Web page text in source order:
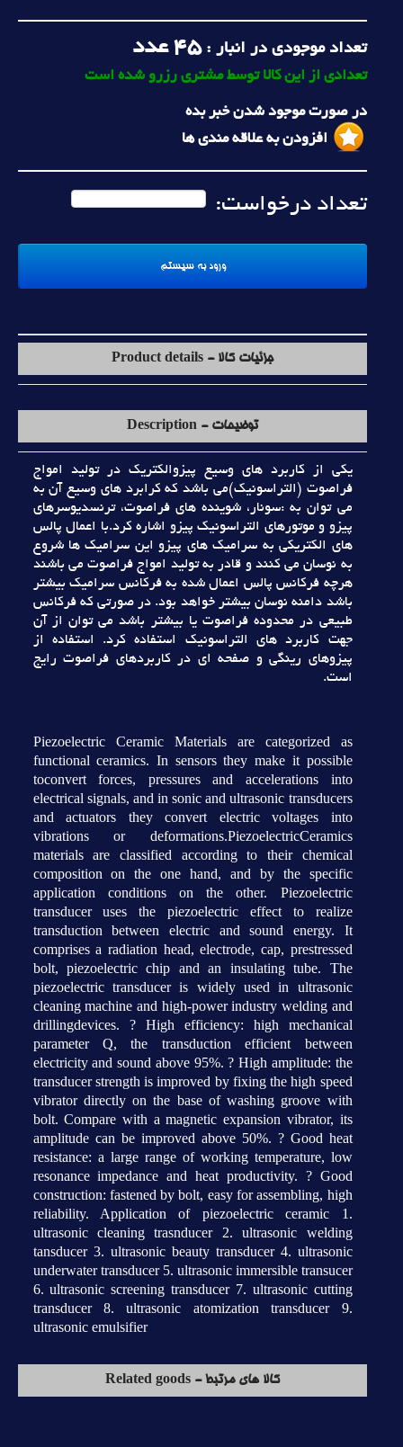
تعداد موجودی در انبار :45 عدد
تعدادی از این کالا توسط مشتری رزرو شده است
در صورت موجود شدن خبر بده
افزودن به علاقه مندی ها
تعداد درخواست:
جزئیات کالا - Product details
توضیحات - Description
يکي از کاربرد هاي وسيع پيزوالکتريک در توليد امواج
فراصوت (التراسونيک)مي باشد که کرابرد هاي وسيع آن به
مي توان به :سونار، شوينده هاي فراصوت، ترنسديوسرهاي
پيزو و موتورهاي التراسونيک پيزو اشاره کرد.با اعمال پالس
هاي الکتريکي به سراميک هاي پيزو اين سراميک ها شروع
به نوسان مي کنند و قادر به توليد امواج فراصوت مي باشند
هرچه فرکانس پالس اعمال شده به فرکانس سراميک بيشتر
باشد دامنه نوسان بيشتر خواهد بود. در صورتي که فرکانس
طبيعي در محدوده فراصوت يا بيشتر باشد مي توان از آن
جهت کاربرد هاي التراسونيک استفاده کرد. استفاده از
پيزوهاي رينگي و صفحه اي در کاربردهاي فراصوت رايج
است.
Piezoelectric Ceramic Materials are categorized as
functional ceramics. In sensors they make it possible
toconvert forces, pressures and accelerations into
electrical signals, and in sonic and ultrasonic transducers
and actuators they convert electric voltages into
vibrations or deformations.PiezoelectricCeramics
materials are classified according to their chemical
composition on the one hand, and by the specific
application conditions on the other. Piezoelectric
transducer uses the piezoelectric effect to realize
transduction between electric and sound energy. It
comprises a radiation head, electrode, cap, prestressed
bolt, piezoelectric chip and an insulating tube. The
piezoelectric transducer is widely used in ultrasonic
cleaning machine and high-power industry welding and
drillingdevices. ? High efficiency: high mechanical
parameter Q, the transduction efficient between
electricity and sound above 95%. ? High amplitude: the
transducer strength is improved by fixing the high speed
vibrator directly on the base of washing groove with
bolt. Compare with a magnetic expansion vibrator, its
amplitude can be improved above 50%. ? Good heat
resistance: a large range of working temperature, low
resonance impedance and heat productivity. ? Good
construction: fastened by bolt, easy for assembling, high
reliability. Application of piezoelectric ceramic 1.
ultrasonic cleaning trasnducer 2. ultrasonic welding
tansducer 3. ultrasonic beauty transducer 4. ultrasonic
underwater transducer 5. ultrasonic immersible transucer
6. ultrasonic screening transducer 7. ultrasonic cutting
transducer 8. ultrasonic atomization transducer 9.
ultrasonic emulsifier
کالا های مرتبط - Related goods